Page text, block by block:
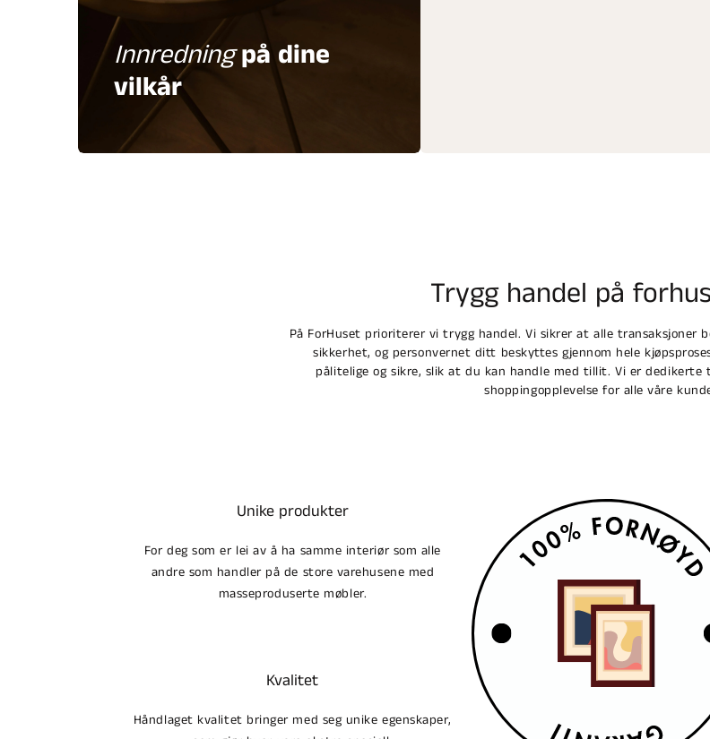
Innredningpå dine
vilkår
Trygg handel på
På ForHuset prioriterer vi trygg handel. Vi sikrer at alle transaksjoner
sikkerhet, og personvernet ditt beskyttes gjennom hele
pålitelige og sikre, slik at du kan handle med tillit. Vi er dedikerte
shoppingopplevelse for alle våre
Unike produkter
For deg som er lei av å ha samme interiør som alle
andre som handler på de store varehusene med
masseproduserte møbler.
Kvalitet
Håndlaget kvalitet bringer med seg unike egenskaper,